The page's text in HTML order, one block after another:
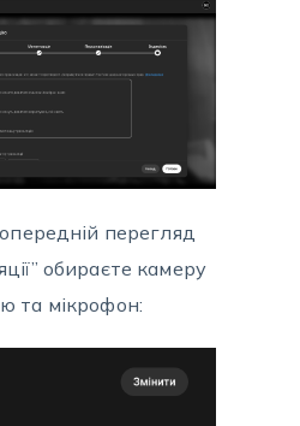
перегляд
обираєте камеру
та мікрофон: